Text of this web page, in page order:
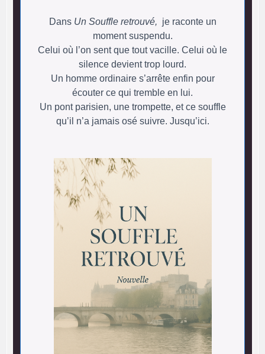
Dans Un Souffle retrouvé, je raconte un
moment suspendu.
Celui où l’on sent que tout vacille. Celui où le
silence devient trop lourd.
Un homme ordinaire s’arrête enfin pour
écouter ce qui tremble en lui.
Un pont parisien, une trompette, et ce souffle
qu’il n’a jamais osé suivre. Jusqu’ici.